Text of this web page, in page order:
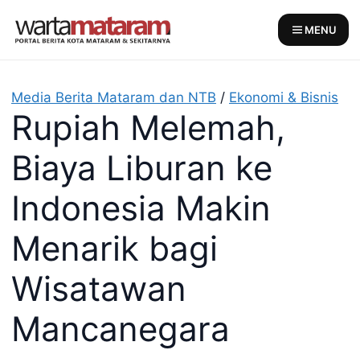
MENU
Media Berita Mataram dan NTB / Ekonomi & Bisnis
Rupiah Melemah,
Biaya Liburan ke
Indonesia Makin
Menarik bagi
Wisatawan
Mancanegara